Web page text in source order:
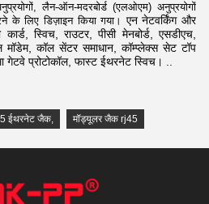
लैन-ऑन-मदरबोर्ड (एलओएम) अनुप्रयोगों
के लिए डिज़ाइन किया गया। एननेटवर्किंग और
स्विच, राउटर, पीसी मेनबोर्ड, एसडीएच,
मॉडेम, कॉल सेंटर समाधान, कॉम्प्लेक्स सेट टॉप
प्रोटोकॉल, फास्ट ईथरनेट स्विच। ..
ईथरनेट जैक, मॉड्यूलर जैक rj45